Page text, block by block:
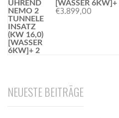
[WASSER 6KW]+
€3.899,00
NEUESTE BEITRÄGE